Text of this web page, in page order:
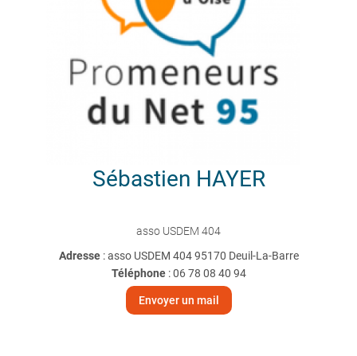
Sébastien HAYER
asso USDEM 404
Adresse : asso USDEM 404 95170 Deuil-La-Barre
Téléphone:06 78 08 40 94
Envoyer un mail